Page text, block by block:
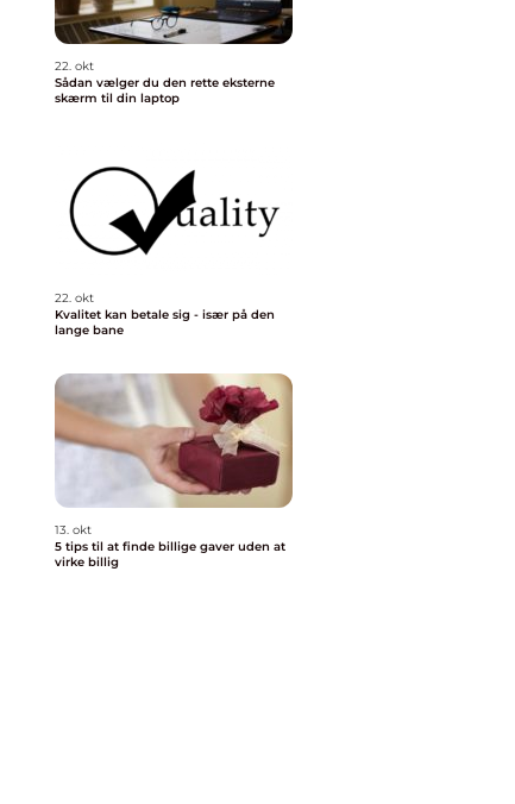
22. okt
Sådan vælger du den rette eksterne
skærm til din laptop
22. okt
Kvalitet kan betale sig - især på den
lange bane
13. okt
5 tips til at finde billige gaver uden at
virke billig